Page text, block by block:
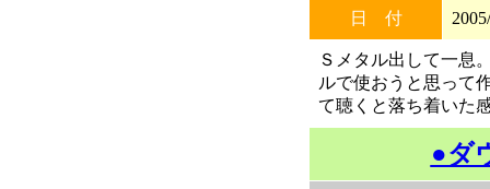
日 付
Ｓメタル出して一息
ルで使おうと思って
て聴くと落ち着いた
●ダ